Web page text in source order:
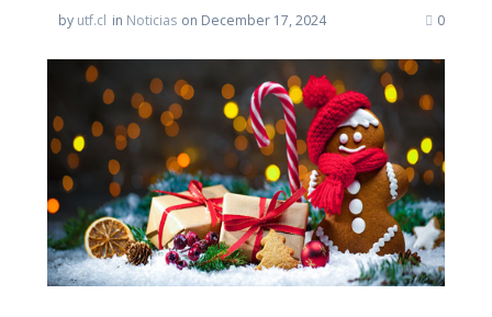
by utf.cl in Noticias on December 17, 2024 0